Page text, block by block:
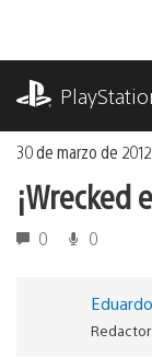
contenido
30 de marzo de 2012
¡Wrecked
0 0